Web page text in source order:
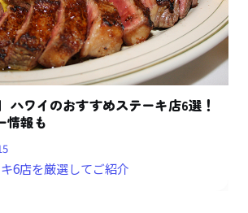
ハワイのおすすめステーキ店6選！
情報も
6店を厳選してご紹介